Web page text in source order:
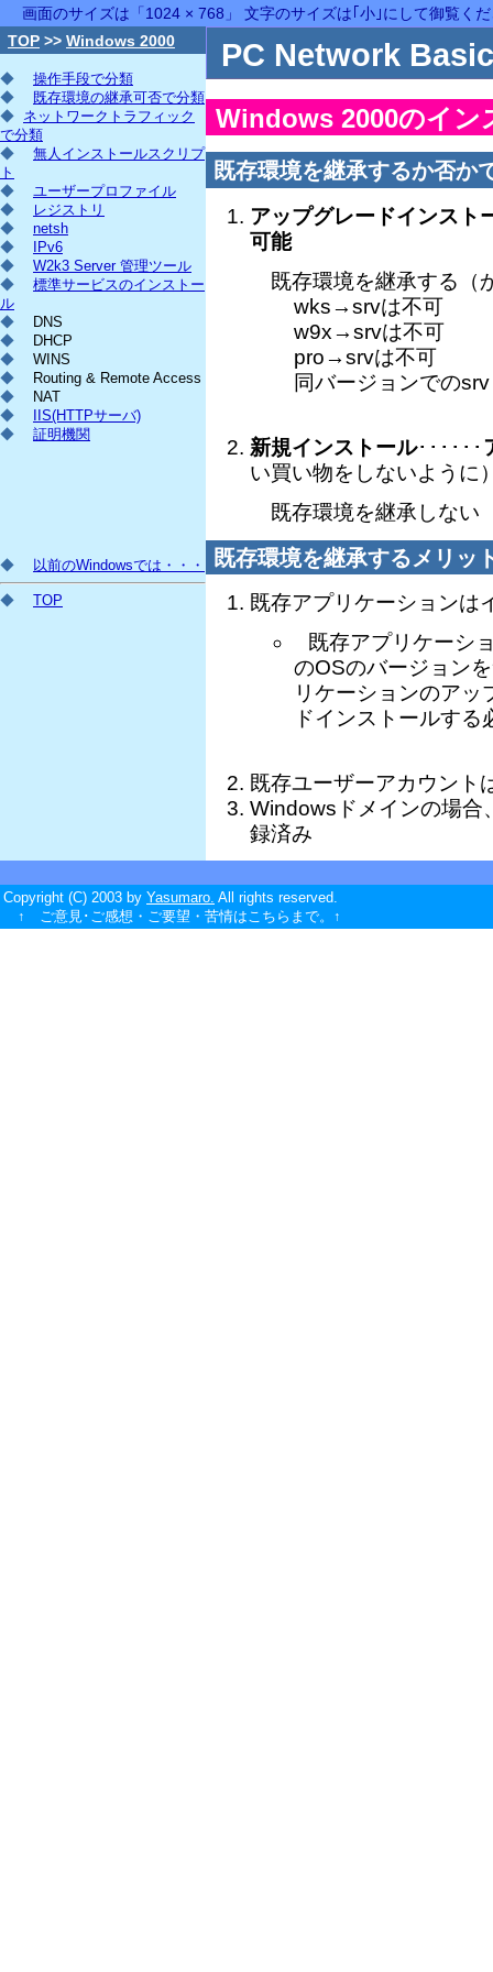
画面のサイズは「1024 × 768」 文字のサイズは｢小｣にして御覧く
TOP >> Windows 2000
◆
操作手段で分類
◆
既存環境の継承可否で分類
◆ ネットワークトラフィック
で分類
◆
無人インストールスクリプ
ト
◆
ユーザープロファイル
◆
レジストリ
◆
netsh
◆
IPv6
◆
W2k3 Server 管理ツール
◆
標準サービスのインストー
ル
◆
DNS
◆
DHCP
◆
WINS
◆
Routing & Remote Access
◆
NAT
◆
IIS(HTTPサーバ)
◆
証明機関
◆ 以前のWindowsでは・・・
◆ TOP
PC Network
Windows 2000のイン
既存環境を継承するか否か
アップグレードインスト
可能
既存環境を継承する（
wks→srvは不可
w9x→srvは不可
pro→srvは不可
同バージョンでの
新規インストール･･････
い買い物をしないように
既存環境を継承しない
既存環境を継承するメリッ
既存アプリケーションは
既存アプリケーシ
のOSのバージョン
リケーションのア
ドインストールする
既存ユーザーアカウント
Windowsドメインの場合
録済み
Copyright (C) 2003 by Yasumaro. All rights reserved.
↑ ご意見･ご感想・ご要望・苦情はこちらまで。↑